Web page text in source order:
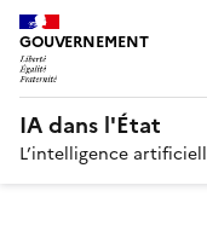
GOUVERNEMENT
IA dans l'État
L’intelligence